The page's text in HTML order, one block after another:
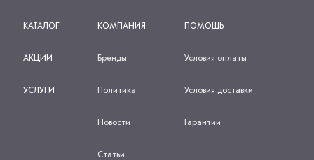
КАТАЛОГ
АКЦИИ
УСЛУГИ
КОМПАНИЯ
Бренды
Политика
Новости
Статьи
ПОМОЩЬ
Условия оплаты
Условия доставки
Гарантии